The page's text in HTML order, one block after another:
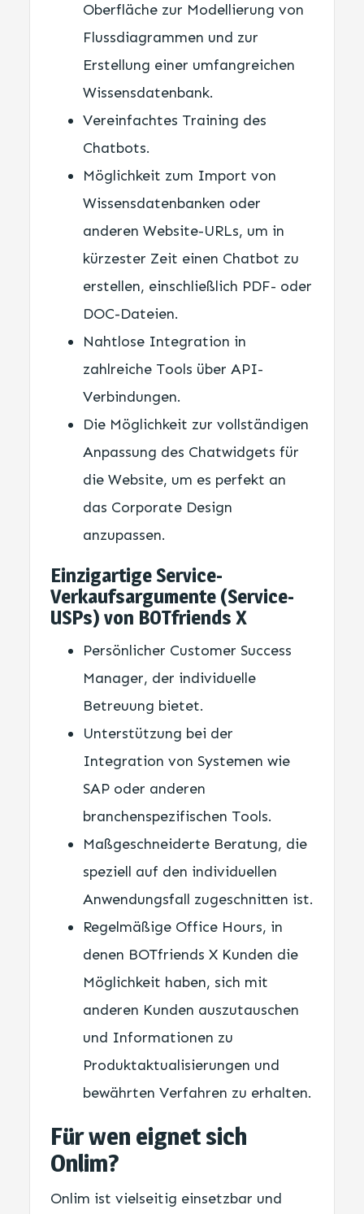
Oberfläche zur Modellierung von
Flussdiagrammen und zur
Erstellung einer umfangreichen
Wissensdatenbank.
Vereinfachtes Training des
Chatbots.
Möglichkeit zum Import von
Wissensdatenbanken oder
anderen Website-URLs, um in
kürzester Zeit einen Chatbot zu
erstellen, einschließlich PDF- oder
DOC-Dateien.
Nahtlose Integration in
zahlreiche Tools über API-
Verbindungen.
Die Möglichkeit zur vollständigen
Anpassung des Chatwidgets für
die Website, um es perfekt an
das Corporate Design
anzupassen.
Einzigartige Service-
Verkaufsargumente (Service-
USPs) von BOTfriends X
Persönlicher Customer Success
Manager, der individuelle
Betreuung bietet.
Unterstützung bei der
Integration von Systemen wie
SAP oder anderen
branchenspezifischen Tools.
Maßgeschneiderte Beratung, die
speziell auf den individuellen
Anwendungsfall zugeschnitten ist.
Regelmäßige Office Hours, in
denen BOTfriends X Kunden die
Möglichkeit haben, sich mit
anderen Kunden auszutauschen
und Informationen zu
Produktaktualisierungen und
bewährten Verfahren zu erhalten.
Für wen eignet sich
Onlim?
Onlim ist vielseitig einsetzbar und